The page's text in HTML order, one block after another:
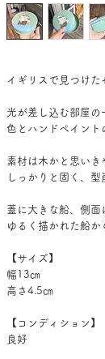
イギリスで見つけた
光が差し込む部屋の
色とハンドペイント
素材は木かと思いき
しっかりと固く、
蓋に大きな船、側面
ゆるく描かれた船か
【サイズ】
幅13㎝
高さ4.5㎝
【コンディション】
良好